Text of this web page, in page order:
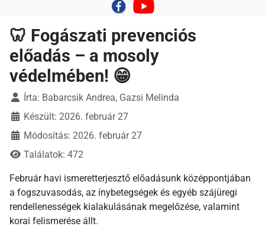
🦷 Fogászati prevenciós
előadás – a mosoly
védelmében! 😁
Írta: Babarcsik Andrea, Gazsi Melinda
Készült: 2026. február 27
Módosítás: 2026. február 27
Találatok: 472
Február havi ismeretterjesztő előadásunk középpontjában
a fogszuvasodás, az ínybetegségek és egyéb szájüregi
rendellenességek kialakulásának megelőzése, valamint
korai felismerése állt.